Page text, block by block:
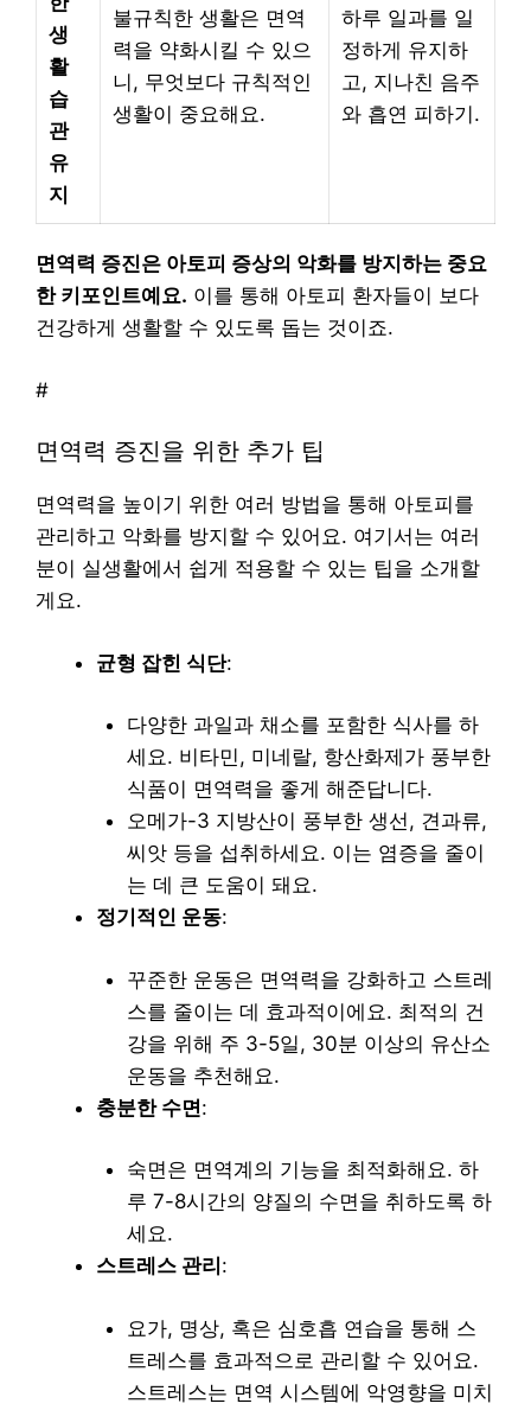
생
활
습
관
유
지
불규칙한 생활은 면역
력을 약화시킬 수 있으
니, 무엇보다 규칙적인
생활이 중요해요.
하루 일과를 일
정하게 유지하
고, 지나친 음주
와 흡연 피하기.
면역력 증진은 아토피 증상의 악화를 방지하는 중요
한 키포인트예요. 이를 통해 아토피 환자들이 보다
건강하게 생활할 수 있도록 돕는 것이죠.
#
면역력 증진을 위한 추가 팁
면역력을 높이기 위한 여러 방법을 통해 아토피를
관리하고 악화를 방지할 수 있어요. 여기서는 여러
분이 실생활에서 쉽게 적용할 수 있는 팁을 소개할
게요.
균형 잡힌 식단:
다양한 과일과 채소를 포함한 식사를 하
세요. 비타민, 미네랄, 항산화제가 풍부한
식품이 면역력을 좋게 해준답니다.
오메가-3 지방산이 풍부한 생선, 견과류,
씨앗 등을 섭취하세요. 이는 염증을 줄이
는 데 큰 도움이 돼요.
정기적인 운동:
꾸준한 운동은 면역력을 강화하고 스트레
스를 줄이는 데 효과적이에요. 최적의 건
강을 위해 주 3-5일, 30분 이상의 유산소
운동을 추천해요.
충분한 수면:
숙면은 면역계의 기능을 최적화해요. 하
루 7-8시간의 양질의 수면을 취하도록 하
세요.
스트레스 관리 :
요가, 명상, 혹은 심호흡 연습을 통해 스
트레스를 효과적으로 관리할 수 있어요.
스트레스는 면역 시스템에 악영향을 미치